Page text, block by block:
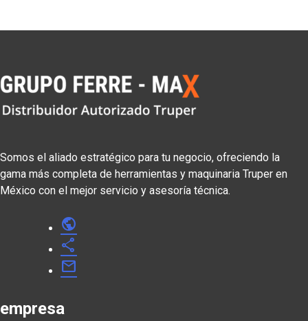
Somos el aliado estratégico para tu negocio, ofreciendo la
gama más completa de herramientas y maquinaria Truper en
México con el mejor servicio y asesoría técnica.
public
share
mail
empresa